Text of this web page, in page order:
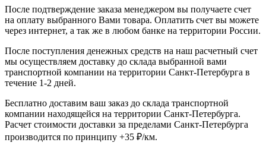
После подтверждение заказа менеджером вы получаете счет
на оплату выбранного Вами товара. Оплатить счет вы можете
через интернет, а так же в любом банке на территории России.
После поступления денежных средств на наш расчетный счет
мы осуществляем доставку до склада выбранной вами
транспортной компании на территории Санкт-Петербурга в
течение 1-2 дней.
Бесплатно доставим ваш заказ до склада транспортной
компании находящейся на территории Санкт-Петербурга.
Расчет стоимости доставки за пределами Санкт-Петербурга
производится по принципу +35 ₽/км.